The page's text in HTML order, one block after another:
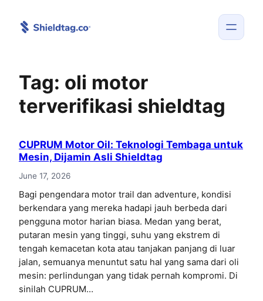
Tag: oli motor
terverifikasi shieldtag
CUPRUM Motor Oil: Teknologi Tembaga untuk
Mesin, Dijamin Asli Shieldtag
June 17, 2026
Bagi pengendara motor trail dan adventure, kondisi
berkendara yang mereka hadapi jauh berbeda dari
pengguna motor harian biasa. Medan yang berat,
putaran mesin yang tinggi, suhu yang ekstrem di
tengah kemacetan kota atau tanjakan panjang di luar
jalan, semuanya menuntut satu hal yang sama dari oli
mesin: perlindungan yang tidak pernah kompromi. Di
sinilah CUPRUM…